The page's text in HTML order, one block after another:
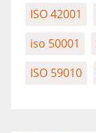
ISO 42001
iso 50001
ISO 59010